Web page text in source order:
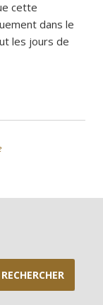
cette
dans le
les jours de